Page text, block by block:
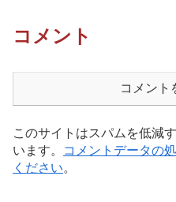
コメント
コメント
このサイトはスパムを低減
います。
コメントデータの
ください。